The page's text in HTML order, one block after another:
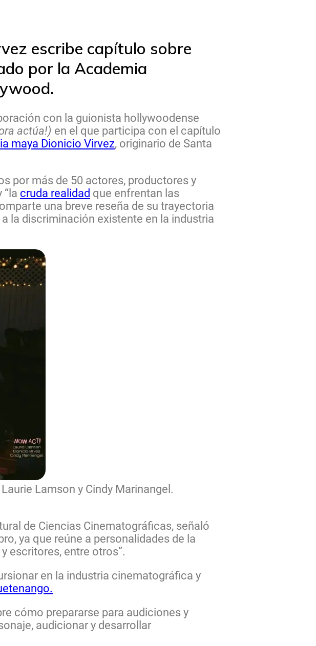
escribe capítulo sobre
por la Academia
con la guionista hollywoodense
actúa!) en el que participa con el capítulo
maya Dionicio Virvez, originario de Santa
por más de 50 actores, productores y
“la cruda realidad que enfrentan las
una breve reseña de su trayectoria
la discriminación existente en la industria
Lamson y Cindy Marinangel.
de Ciencias Cinematográficas, señaló
ya que reúne a personalidades de la
escritores, entre otros”.
en la industria cinematográfica y
cómo prepararse para audiciones y
audicionar y desarrollar